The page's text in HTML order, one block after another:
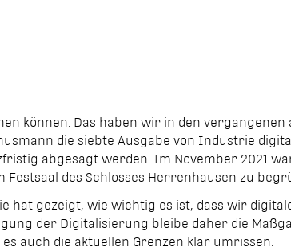
können. Das haben wir in den
die siebte Ausgabe von Industrie
abgesagt werden. Im November 2021
Festsaal des Schlosses Herrenhausen zu
hat gezeigt, wie wichtig es ist, dass wir
der Digitalisierung bleibe daher die
auch die aktuellen Grenzen klar umrissen.